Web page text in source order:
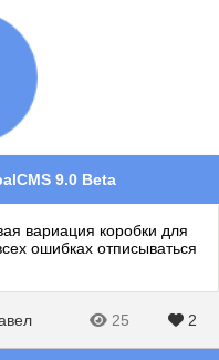
9.0 Beta
вариация коробки для
ошибках отписываться
25 2